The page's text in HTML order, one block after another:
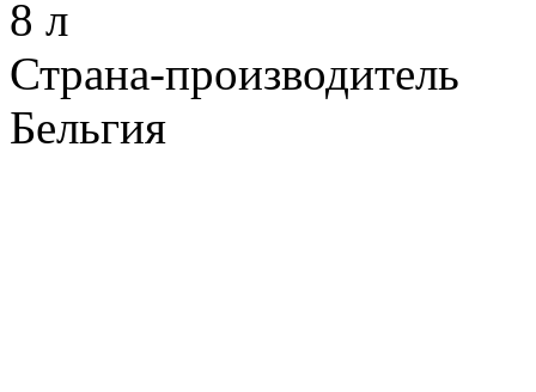
8 л
Страна-производитель
Бельгия